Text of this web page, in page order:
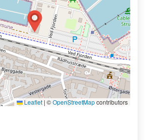
Leaflet |©OpenStreetMapcontributors